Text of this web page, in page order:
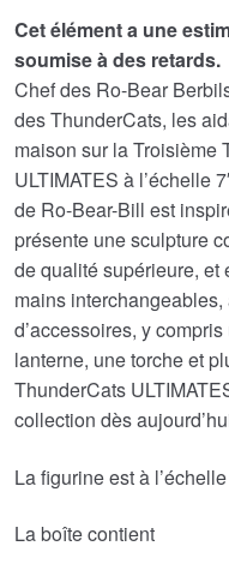
était :
€73.75.
Cet élément a une
soumise à des retards.
Chef des Ro-Bear
des ThunderCats, les
maison sur la Troisième
ULTIMATES à l’échelle
de Ro-Bear-Bill est
présente une sculpture
de qualité supérieure, et
mains
d’accessoires, y
lanterne, une torche et
ThunderCats
collection dès
La figurine est à
La boîte contient